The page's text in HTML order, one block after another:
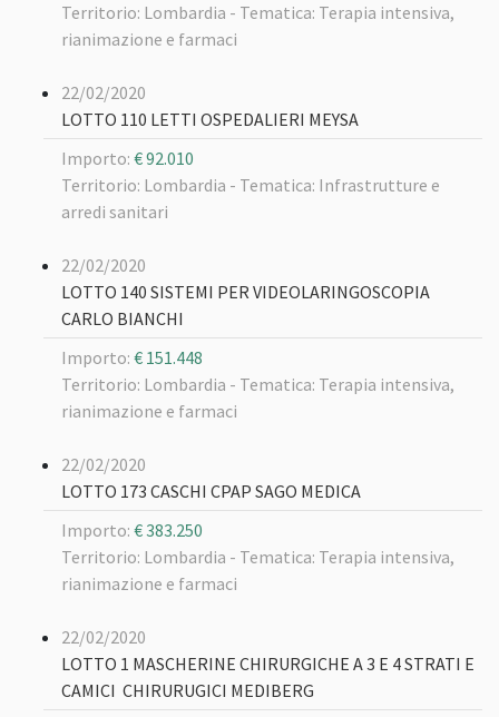
Territorio: Lombardia - Tematica: Terapia intensiva,
rianimazione e farmaci
22/02/2020
LOTTO 110 LETTI OSPEDALIERI MEYSA
Importo: € 92.010
Territorio: Lombardia - Tematica: Infrastrutture e
arredi sanitari
22/02/2020
LOTTO 140 SISTEMI PER VIDEOLARINGOSCOPIA
CARLO BIANCHI
Importo: € 151.448
Territorio: Lombardia - Tematica: Terapia intensiva,
rianimazione e farmaci
22/02/2020
LOTTO 173 CASCHI CPAP SAGO MEDICA
Importo: € 383.250
Territorio: Lombardia - Tematica: Terapia intensiva,
rianimazione e farmaci
22/02/2020
LOTTO 1 MASCHERINE CHIRURGICHE A 3 E 4 STRATI E
CAMICI CHIRURUGICI MEDIBERG